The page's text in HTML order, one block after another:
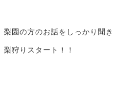
梨園の方のお話をしっかり聞き
梨狩りスタート！！